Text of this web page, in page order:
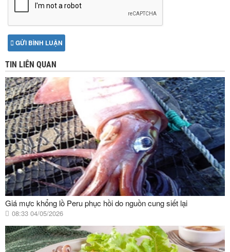
GỬI BÌNH LUẬN
TIN LIÊN QUAN
Giá mực khổng lồ Peru phục hồi do nguồn cung siết lại
08:33 04/05/2026